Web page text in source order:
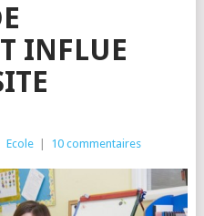
INFLUE
Ecole 10 commentaires